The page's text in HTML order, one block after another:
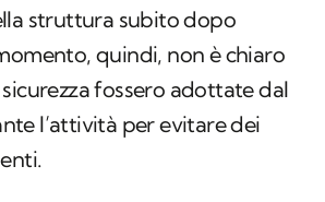
struttura subito dopo
quindi, non è chiaro
fossero adottate dal
l’attività per evitare dei